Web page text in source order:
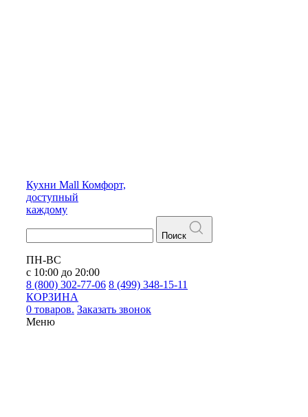
Кухни Mall Комфорт,
доступный
каждому
Поиск
ПН-ВС
с 10:00 до 20:00
8 (800) 302-77-06 8 (499) 348-15-11
КОРЗИНА
0 товаров. Заказать звонок
Меню